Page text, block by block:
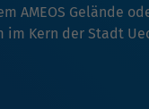
AMEOS Gelände
im Kern der Stadt